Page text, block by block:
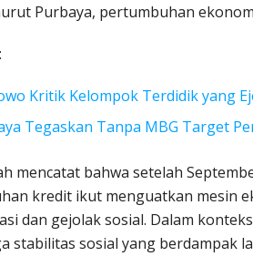
Purbaya, pertumbuhan
Kritik Kelompok Terdidik yang
Tegaskan Tanpa MBG Target
mencatat bahwa setelah
kredit ikut menguatkan mesin
dan gejolak sosial. Dalam
stabilitas sosial yang berdampak